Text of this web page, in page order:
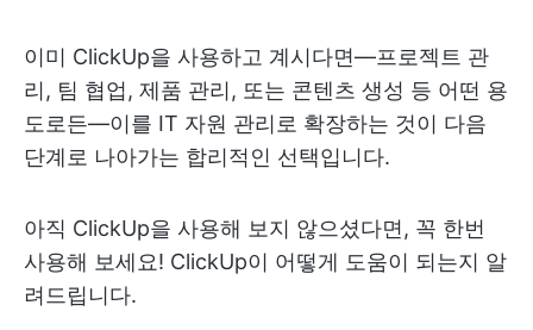
이미 ClickUp을 사용하고 계시다면—프로젝트 관
리, 팀 협업, 제품 관리, 또는 콘텐츠 생성 등 어떤 용
도로든—이를 IT 자원 관리로 확장하는 것이 다음
단계로 나아가는 합리적인 선택입니다.
아직 ClickUp을 사용해 보지 않으셨다면, 꼭 한번
사용해 보세요! ClickUp이 어떻게 도움이 되는지 알
려드립니다.